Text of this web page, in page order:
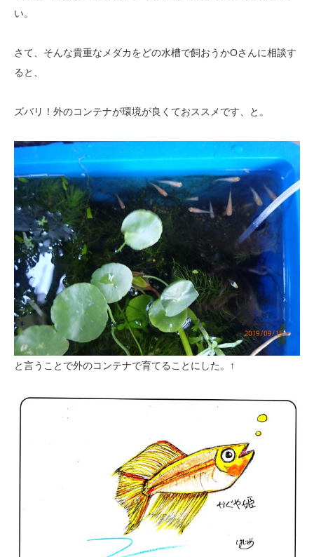
い。
さて、そんな貴重なメダカをどの水槽で飼おうかOさんに相談す
ると、
ズバリ！外のコンテナが環境が良くておススメです、と。
と言うことで外のコンテナで育てることにした。↑